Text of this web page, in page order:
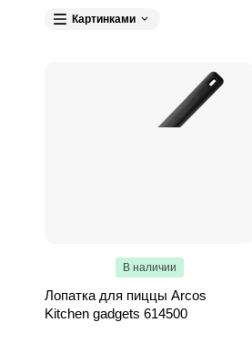
Картинками
В наличии
Лопатка для пиццы Arcos
Kitchen gadgets 614500